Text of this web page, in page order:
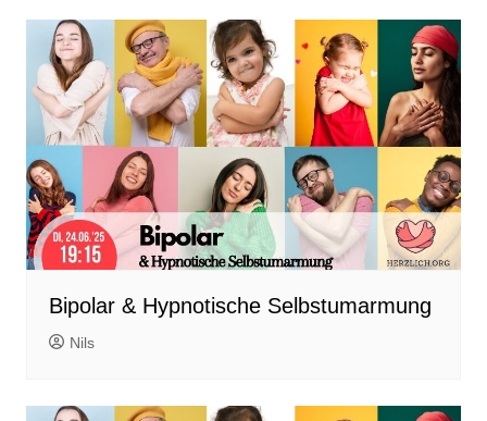
Bipolar & Hypnotische Selbstumarmung
Nils